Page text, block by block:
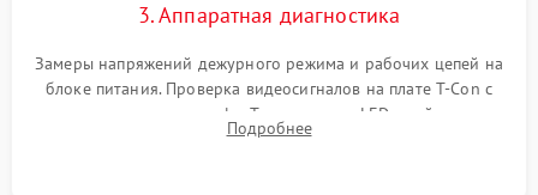
3. Аппаратная диагностика
Замеры напряжений дежурного режима и рабочих цепей на
блоке питания. Проверка видеосигналов на плате T-Con с
помощью осциллографа. Тестирование LED-драйвера и
светодиодных планок подсветки мультиметром.
Подробнее